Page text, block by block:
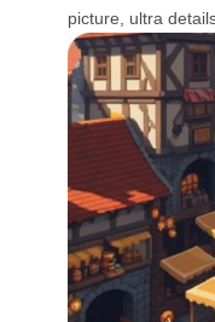
picture, ultra